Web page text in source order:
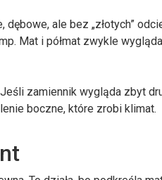
ale bez „złotych”
Mat i półmat zwykle
zamiennik wygląda zbyt
boczne, które zrobi klimat.